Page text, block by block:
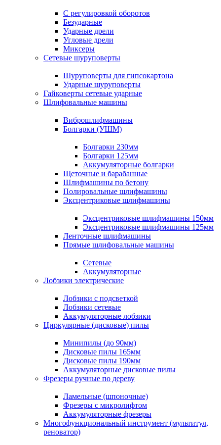
С регулировкой оборотов
Безударные
Ударные дрели
Угловые дрели
Миксеры
Сетевые шуруповерты
Шуруповерты для гипсокартона
Ударные шуруповерты
Гайковерты сетевые ударные
Шлифовальные машины
Виброшлифмашины
Болгарки (УШМ)
Болгарки 230мм
Болгарки 125мм
Аккумуляторные болгарки
Щеточные и барабанные
Шлифмашины по бетону
Полировальные шлифмашины
Эксцентриковые шлифмашины
Эксцентриковые шлифмашины 150мм
Эксцентриковые шлифмашины 125мм
Ленточные шлифмашины
Прямые шлифовальные машины
Сетевые
Аккумуляторные
Лобзики электрические
Лобзики с подсветкой
Лобзики сетевые
Аккумуляторные лобзики
Циркулярные (дисковые) пилы
Минипилы (до 90мм)
Дисковые пилы 165мм
Дисковые пилы 190мм
Аккумуляторные дисковые пилы
Фрезеры ручные по дереву
Ламельные (шпоночные)
Фрезеры с микролифтом
Аккумуляторные фрезеры
Многофункциональный инструмент (мультитул,
реноватор)